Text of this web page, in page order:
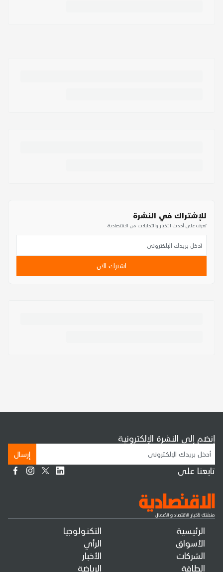
للإشتراك في النشرة
تعرف على أحدث الأخبار والتحليلات من الاقتصادية
اشترك الآن
الرئيسية
الأسواق
الشركات
الطاقة
التكنولوجيا
الرأي
الأخبار
الرياضة
إنضم إلى النشرة الإلكترونية
إرسال
تابعنا على